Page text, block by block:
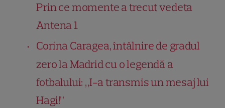
Prin ce momente a trecut vedeta
Antena 1
Corina Caragea, întâlnire de gradul
zero la Madrid cu o legendă a
fotbalului: „I-a transmis un mesaj lui
Hagi!”